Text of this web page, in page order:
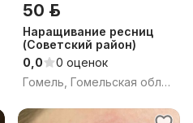
50 р.
Наращивание ресниц
(Советский район)
0,0
0 оценок
Гомель, Гомельская область